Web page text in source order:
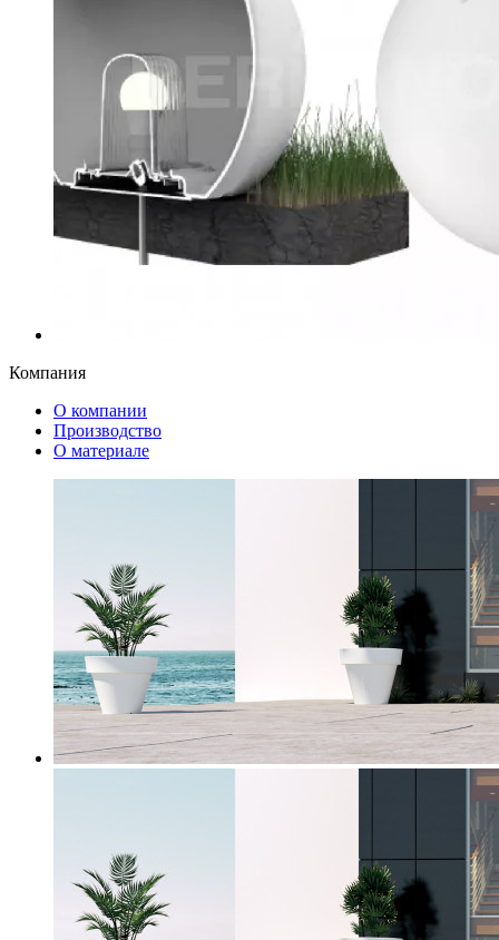
Компания
О компании
Производство
О материале